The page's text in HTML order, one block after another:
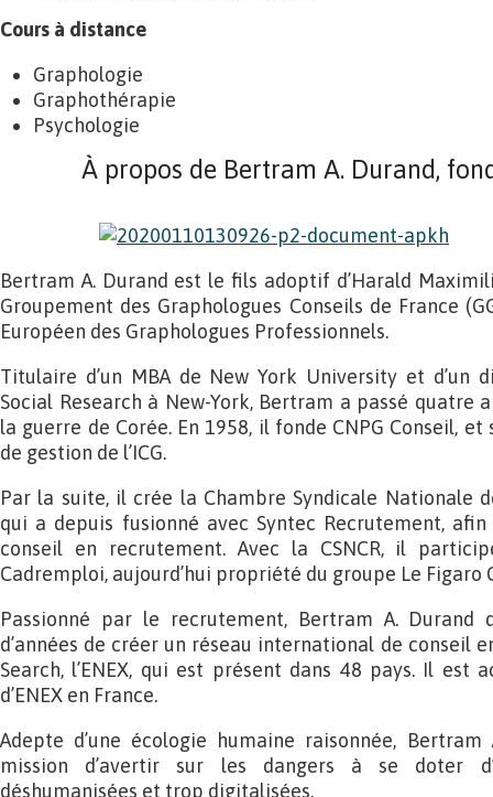
Cours à distance
Graphologie
Graphothérapie
Psychologie
À propos de Bertram A. Durand,
Bertram A. Durand est le fils adoptif d’Harald
Groupement des Graphologues Conseils de France
Européen des Graphologues Professionnels.
Titulaire d’un MBA de New York University et d’un
Social Research à New-York, Bertram a passé quatre
la guerre de Corée. En 1958, il fonde CNPG Conseil,
de gestion de l’ICG.
Par la suite, il crée la Chambre Syndicale Nationale
qui a depuis fusionné avec Syntec Recrutement,
conseil en recrutement. Avec la CSNCR, il
Cadremploi, aujourd’hui propriété du groupe Le Figaro
Passionné par le recrutement, Bertram A.
d’années de créer un réseau international de conseil
Search, l’ENEX, qui est présent dans 48 pays. Il est
d’ENEX en France.
Adepte d’une écologie humaine raisonnée, Bertram
mission d’avertir sur les dangers à se doter
déshumanisées et trop digitalisées.